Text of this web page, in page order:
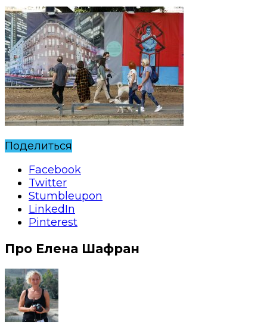
Поделиться
Facebook
Twitter
Stumbleupon
LinkedIn
Pinterest
Про Елена Шафран